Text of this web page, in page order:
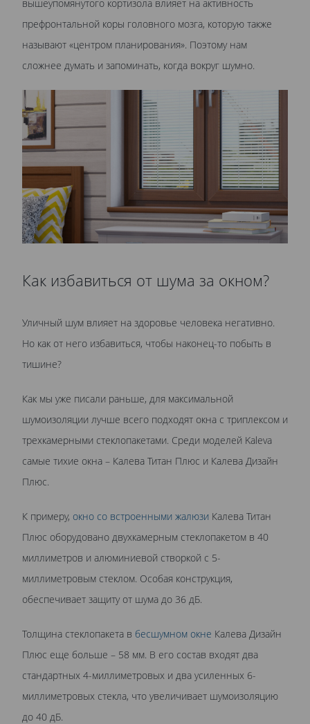
вышеупомянутого кортизола влияет на активность
префронтальной коры головного мозга, которую также
называют «центром планирования». Поэтому нам
сложнее думать и запоминать, когда вокруг шумно.
Как избавиться от шума за окном?
Уличный шум влияет на здоровье человека негативно.
Но как от него избавиться, чтобы наконец-то побыть в
тишине?
Как мы уже писали раньше, для максимальной
шумоизоляции лучше всего подходят окна с триплексом и
трехкамерными стеклопакетами. Среди моделей Kaleva
самые тихие окна – Калева Титан Плюс и Калева Дизайн
Плюс.
К примеру, окно со встроенными жалюзи Калева Титан
Плюс оборудовано двухкамерным стеклопакетом в 40
миллиметров и алюминиевой створкой с 5-
миллиметровым стеклом. Особая конструкция,
обеспечивает защиту от шума до 36 дБ.
Толщина стеклопакета в бесшумном окне Калева Дизайн
Плюс еще больше – 58 мм. В его состав входят два
стандартных 4-миллиметровых и два усиленных 6-
миллиметровых стекла, что увеличивает шумоизоляцию
до 40 дБ.